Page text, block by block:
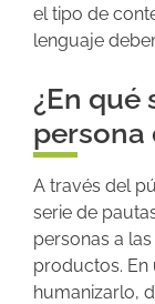
el tipo de
lenguaje
¿En qué
persona
A través del
serie de
personas a
productos.
humanizarlo,